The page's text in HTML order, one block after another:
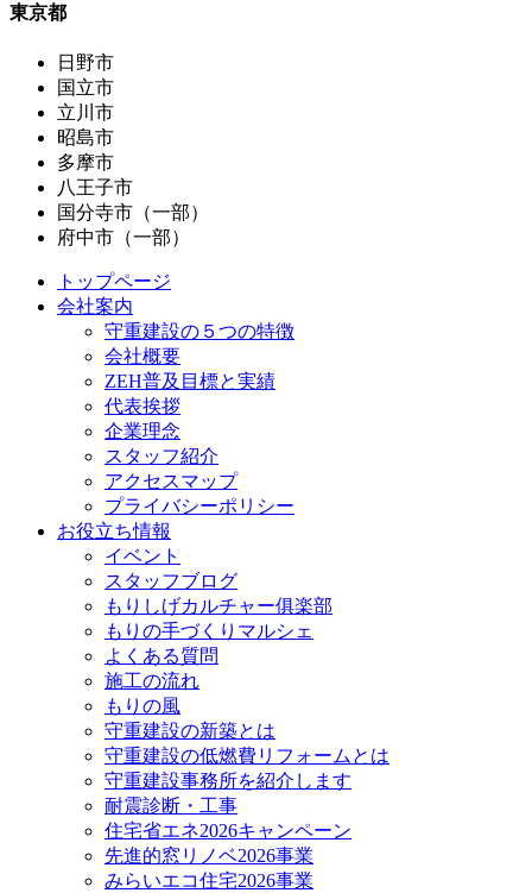
東京都
日野市
国立市
立川市
昭島市
多摩市
八王子市
国分寺市（一部）
府中市（一部）
トップページ
会社案内
守重建設の５つの特徴
会社概要
ZEH普及目標と実績
代表挨拶
企業理念
スタッフ紹介
アクセスマップ
プライバシーポリシー
お役立ち情報
イベント
スタッフブログ
もりしげカルチャー俱楽部
もりの手づくりマルシェ
よくある質問
施工の流れ
もりの風
守重建設の新築とは
守重建設の低燃費リフォームとは
守重建設事務所を紹介します
耐震診断・工事
住宅省エネ2026キャンペーン
先進的窓リノベ2026事業
みらいエコ住宅2026事業